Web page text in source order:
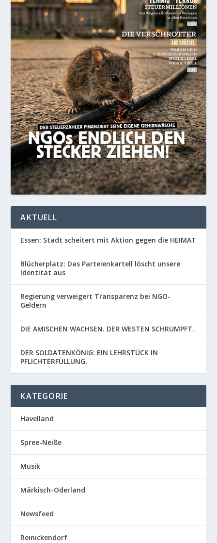
AKTUELL
Essen: Stadt scheitert mit Aktion gegen die HEIMAT
Blücherplatz: Das Parteienkartell löscht unsere
Identität aus
Regierung verweigert Transparenz bei NGO-
Geldern
DIE AMISCHEN WACHSEN. DER WESTEN SCHRUMPFT.
DER SOLDATENKÖNIG: EIN LEHRSTÜCK IN
PFLICHTERFÜLLUNG.
KATEGORIE
Havelland
Spree-Neiße
Musik
Märkisch-Oderland
Newsfeed
Reinickendorf